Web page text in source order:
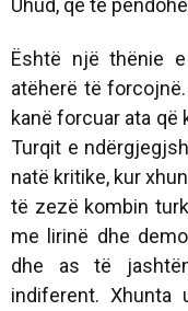
Është një thënie
atëherë të
kanë forcuar ata që
Turqit e
natë kritike, kur
të zezë kombin
me lirinë dhe
dhe as të
indiferent. Xhunta